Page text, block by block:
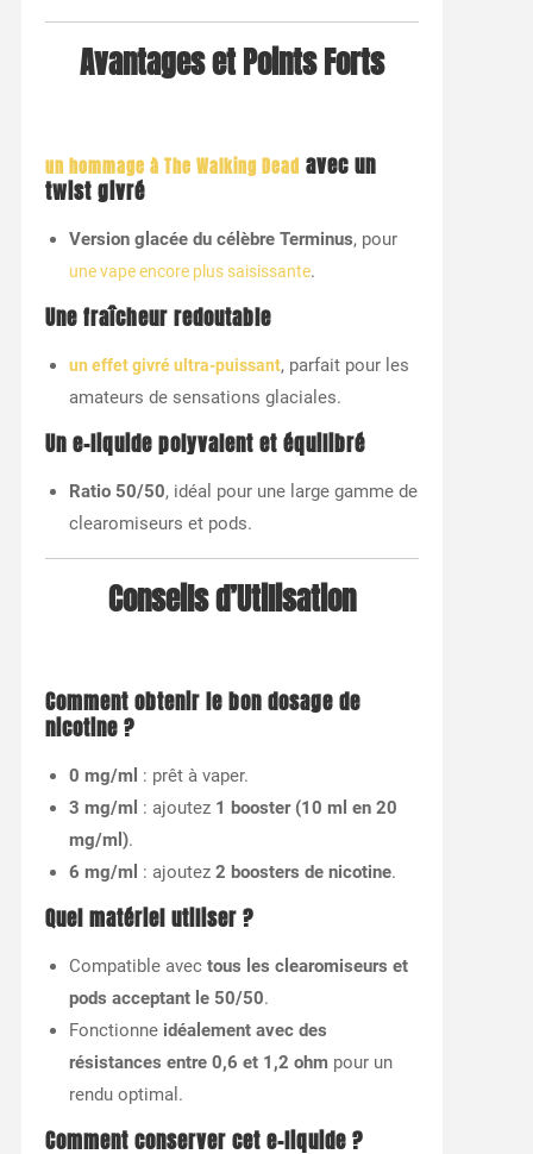
Avantages et Points Forts
un hommage à The Walking Dead avec un
twist givré
Version glacée du célèbre Terminus, pour
une vape encore plus saisissante.
Une fraîcheur redoutable
un effet givré ultra-puissant, parfait pour les
amateurs de sensations glaciales.
Un e-liquide polyvalent et équilibré
Ratio 50/50, idéal pour une large gamme de
clearomiseurs et pods.
Conseils d’Utilisation
Comment obtenir le bon dosage de
nicotine ?
0 mg/ml : prêt à vaper.
3 mg/ml : ajoutez 1 booster (10 ml en 20
mg/ml).
6 mg/ml : ajoutez 2 boosters de nicotine.
Quel matériel utiliser ?
Compatible avec tous les clearomiseurs et
pods acceptant le 50/50.
Fonctionne idéalement avec des
résistances entre 0,6 et 1,2 ohmpour un
rendu optimal.
Comment conserver cet e-liquide ?